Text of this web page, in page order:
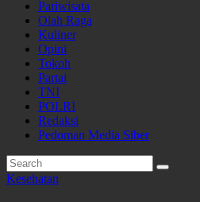
Pariwisata
Olah Raga
Kuliner
Opini
Tokoh
Partai
TNI
POLRI
Redaksi
Pedoman Media Siber
Kesehatan